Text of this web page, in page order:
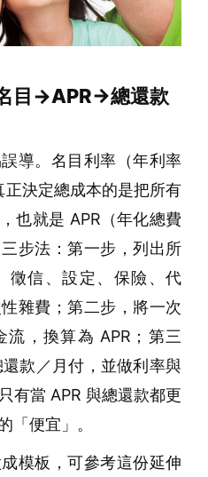
目→APR→總還款
導。名目利率（年利率
決定總成本的是把所有
也就是 APR（年化總費
步法：第一步，列出所
徵信、設定、保險、代
雜費；第二步，將一次
，換算為 APR；第三
款／月付，並做利率與
有當 APR 與總還款都更
「便宜」。
模板，可參考這份延伸